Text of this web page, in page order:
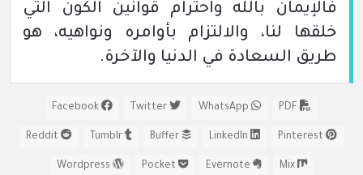
فالإيمان بالله واحترام قوانين الكون التي
خلقها لنا، والالتزام بأوامره ونواهيه، هو
طريق السعادة في الدنيا والآخرة.
Mix